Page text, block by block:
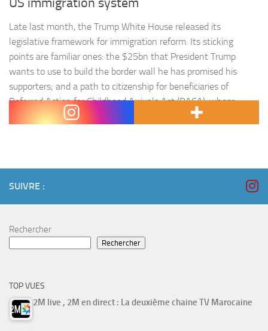
Late last month, the Trump White House released its
legislative framework for immigration reform. Its sticking
points are familiar ones: the $25bn that President Trump
wants to use to build the border wall he has promised his
supporters; and a path to citizenship for beneficiaries of
Deferred Action for Childhood Arrivals Act (DACA), whose
SUIVRE :
Rechercher
Rechercher
TOP VUES
2M live , 2M en direct : La deuxième chaine TV Marocaine